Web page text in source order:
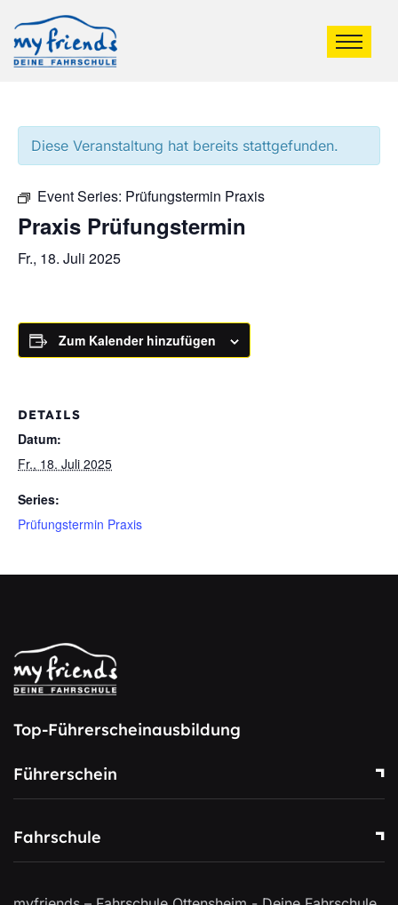
Diese Veranstaltung hat bereits stattgefunden.
Event Series: Prüfungstermin Praxis
Praxis Prüfungstermin
Fr., 18. Juli 2025
Zum Kalender hinzufügen
DETAILS
Datum:
Fr., 18. Juli 2025
Series:
Prüfungstermin Praxis
Top-Führerscheinausbildung
Führerschein
Fahrschule